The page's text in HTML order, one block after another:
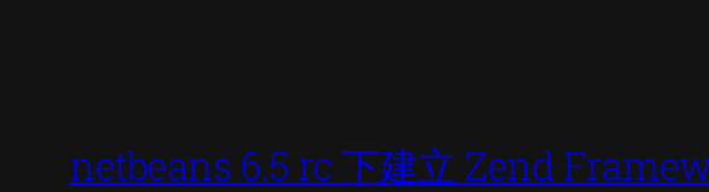
netbeans 6.5 rc 下建立 Zend